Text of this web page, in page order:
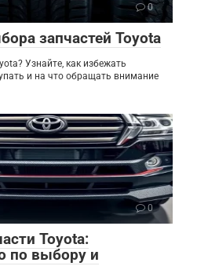
0
запчастей Toyota
Узнайте, как избежать
и на что обращать внимание
0
Toyota:
по выбору и